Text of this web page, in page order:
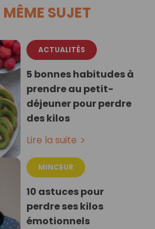
MÊME SUJET
ACTUALITÉS
5 bonnes habitudes à
prendre au petit-
déjeuner pour perdre
des kilos
Lire la suite
MINCEUR
10 astuces pour
perdre ses kilos
émotionnels